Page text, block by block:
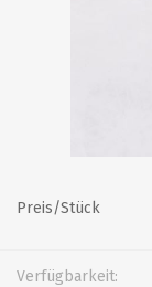
Preis/Stück
Verfügbarkeit: